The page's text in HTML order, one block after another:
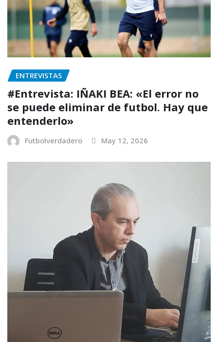
ENTREVISTAS
#Entrevista: IÑAKI BEA: «El error no
se puede eliminar de futbol. Hay que
entenderlo»
Futbolverdadero May 12, 2026